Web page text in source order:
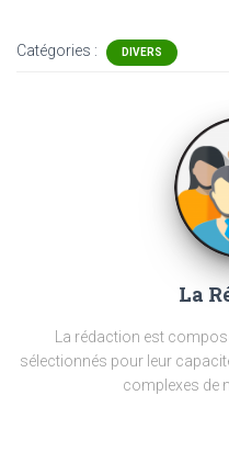
Catégories : DIVERS
La
La rédaction est
sélectionnés pour leur
complexes de